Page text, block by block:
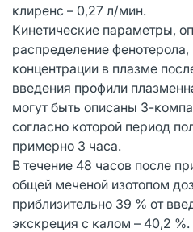
клиренс – 0,27 л/мин.
Кинетические параметры,
распределение
концентрации в плазме
введения профили
могут быть описаны 3-
согласно которой период
примерно 3 часа.
В течение 48 часов после
общей меченой изотопом
приблизительно 39 % от
экскреция с калом – 40,2 %.